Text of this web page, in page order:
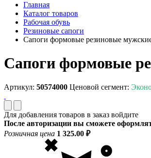
Главная
Каталог товаров
Рабочая обувь
Резиновые сапоги
Сапоги формовые резиновые
Сапоги формовые
Артикул: 50574000 Ценовой сегмент:
Для добавления товаров в заказ войдите
После авторизации вы сможете
Розничная цена 1 325.00 ₽